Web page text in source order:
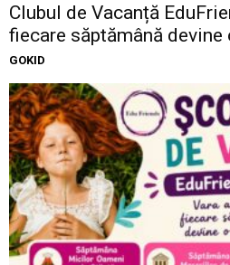
Clubul de Vacanță
fiecare săptămână devine
GOKID